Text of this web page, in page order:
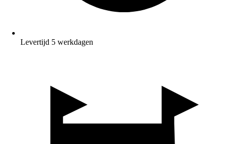
Levertijd 5 werkdagen